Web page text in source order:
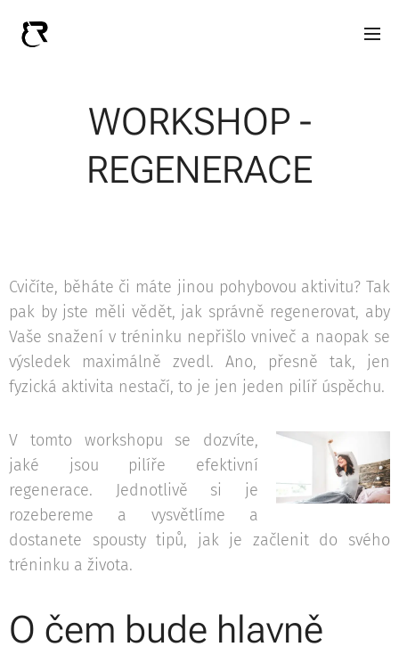
WORKSHOP -
REGENERACE
Cvičíte, běháte či máte jinou pohybovou aktivitu? Tak
pak by jste měli vědět, jak správně regenerovat, aby
Vaše snažení v tréninku nepřišlo vniveč a naopak se
výsledek maximálně zvedl. Ano, přesně tak, jen
fyzická aktivita nestačí, to je jen jeden pilíř úspěchu.
V tomto workshopu se dozvíte,
jaké jsou pilíře efektivní
regenerace. Jednotlivě si je
rozebereme a vysvětlíme a
dostanete spousty tipů, jak je začlenit do svého
tréninku a života.
O čem bude hlavně